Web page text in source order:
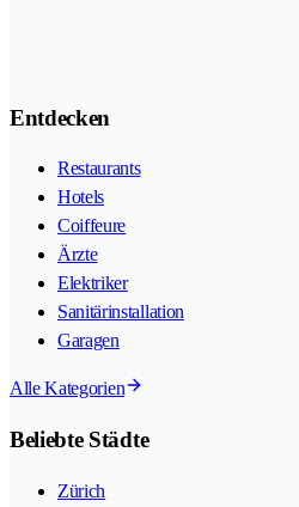
Entdecken
Restaurants
Hotels
Coiffeure
Ärzte
Elektriker
Sanitärinstallation
Garagen
Alle Kategorien
Beliebte Städte
Zürich